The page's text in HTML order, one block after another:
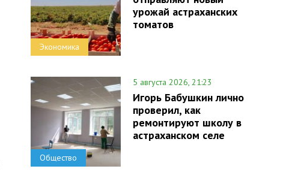
Экономика
урожай астраханских
томатов
Общество
5 августа 2026, 21:23
Игорь Бабушкин лично
проверил, как
ремонтируют школу в
астраханском селе